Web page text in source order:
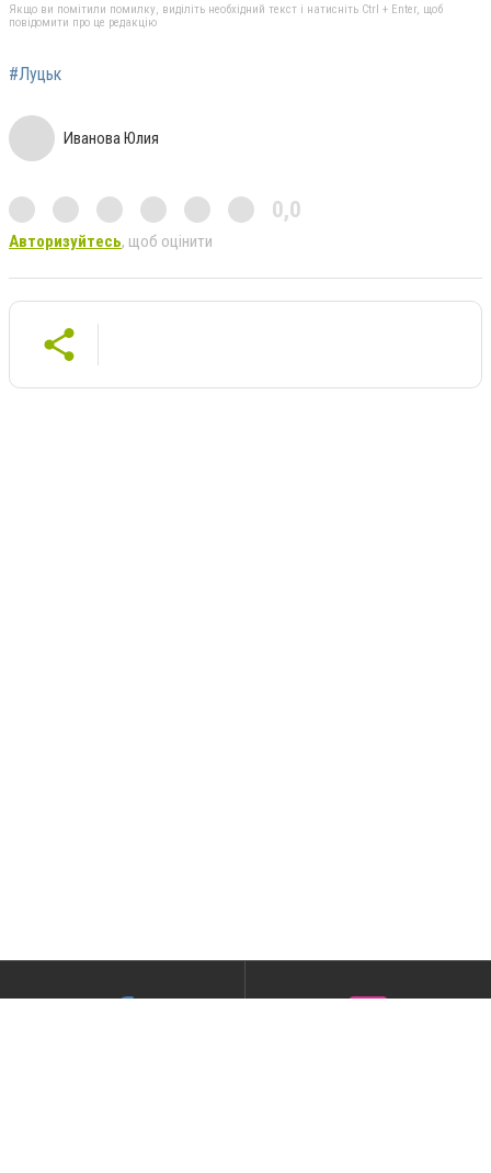
Якщо ви помітили помилку, виділіть необхідний текст і натисніть Ctrl + Enter, щоб
повідомити про це редакцію
#Луцьк
Иванова Юлия
0,0
Авторизуйтесь, щоб оцінити